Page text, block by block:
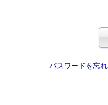
パスワードを忘